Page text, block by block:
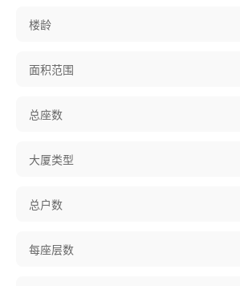
楼龄
面积范围
总座数
大厦类型
总户数
每座层数